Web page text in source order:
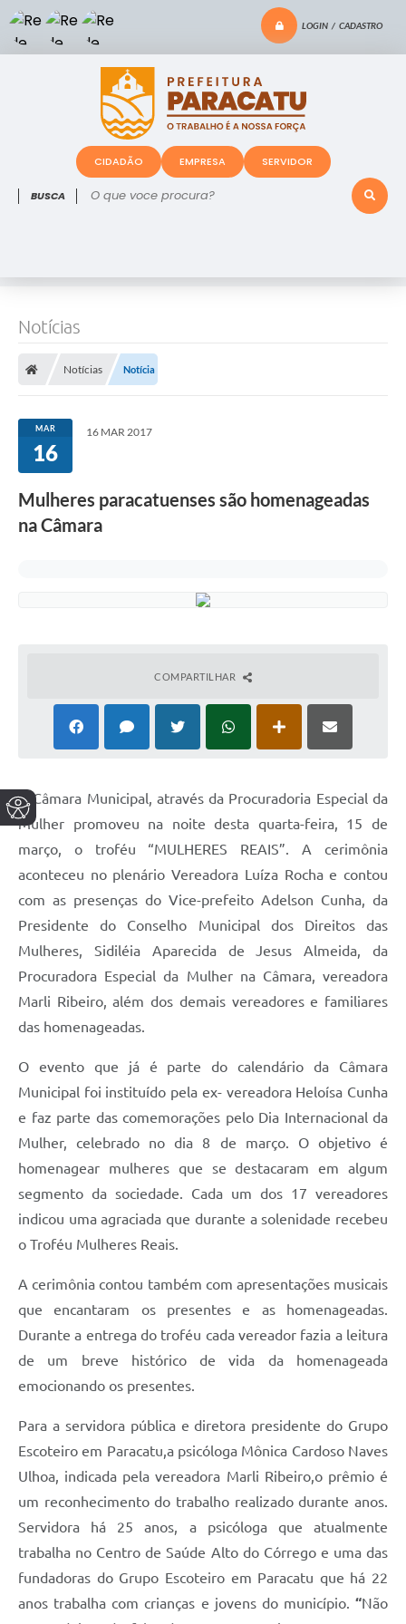
LOGIN / CADASTRO
O que voce procura?
CIDADÃO EMPRESA SERVIDOR
Notícias
Notícias Notícia
MAR
16
16 MAR 2017
Mulheres paracatuenses são homenageadas
na Câmara
COMPARTILHAR
A Câmara Municipal, através da Procuradoria Especial da
Mulher promoveu na noite desta quarta-feira, 15 de
março, o troféu “MULHERES REAIS”. A cerimônia
aconteceu no plenário Vereadora Luíza Rocha e contou
com as presenças do Vice-prefeito Adelson Cunha, da
Presidente do Conselho Municipal dos Direitos das
Mulheres, Sidiléia Aparecida de Jesus Almeida, da
Procuradora Especial da Mulher na Câmara, vereadora
Marli Ribeiro, além dos demais vereadores e familiares
das homenageadas.
O evento que já é parte do calendário da Câmara
Municipal foi instituído pela ex- vereadora Heloísa Cunha
e faz parte das comemorações pelo Dia Internacional da
Mulher, celebrado no dia 8 de março. O objetivo é
homenagear mulheres que se destacaram em algum
segmento da sociedade. Cada um dos 17 vereadores
indicou uma agraciada que durante a solenidade recebeu
o Troféu Mulheres Reais.
A cerimônia contou também com apresentações musicais
que encantaram os presentes e as homenageadas.
Durante a entrega do troféu cada vereador fazia a leitura
de um breve histórico de vida da homenageada
emocionando os presentes.
Para a servidora pública e diretora presidente do Grupo
Escoteiro em Paracatu,a psicóloga Mônica Cardoso Naves
Ulhoa, indicada pela vereadora Marli Ribeiro,o prêmio é
um reconhecimento do trabalho realizado durante anos.
Servidora há 25 anos, a psicóloga que atualmente
trabalha no Centro de Saúde Alto do Córrego e uma das
fundadoras do Grupo Escoteiro em Paracatu que há 22
anos trabalha com crianças e jovens do município. “Não